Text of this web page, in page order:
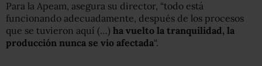
Para la Apeam, asegura su director, “todo está
funcionando adecuadamente, después de los procesos
que se tuvieron aquí (…) ha vuelto la tranquilidad, la
producción nunca se vio afectada“.